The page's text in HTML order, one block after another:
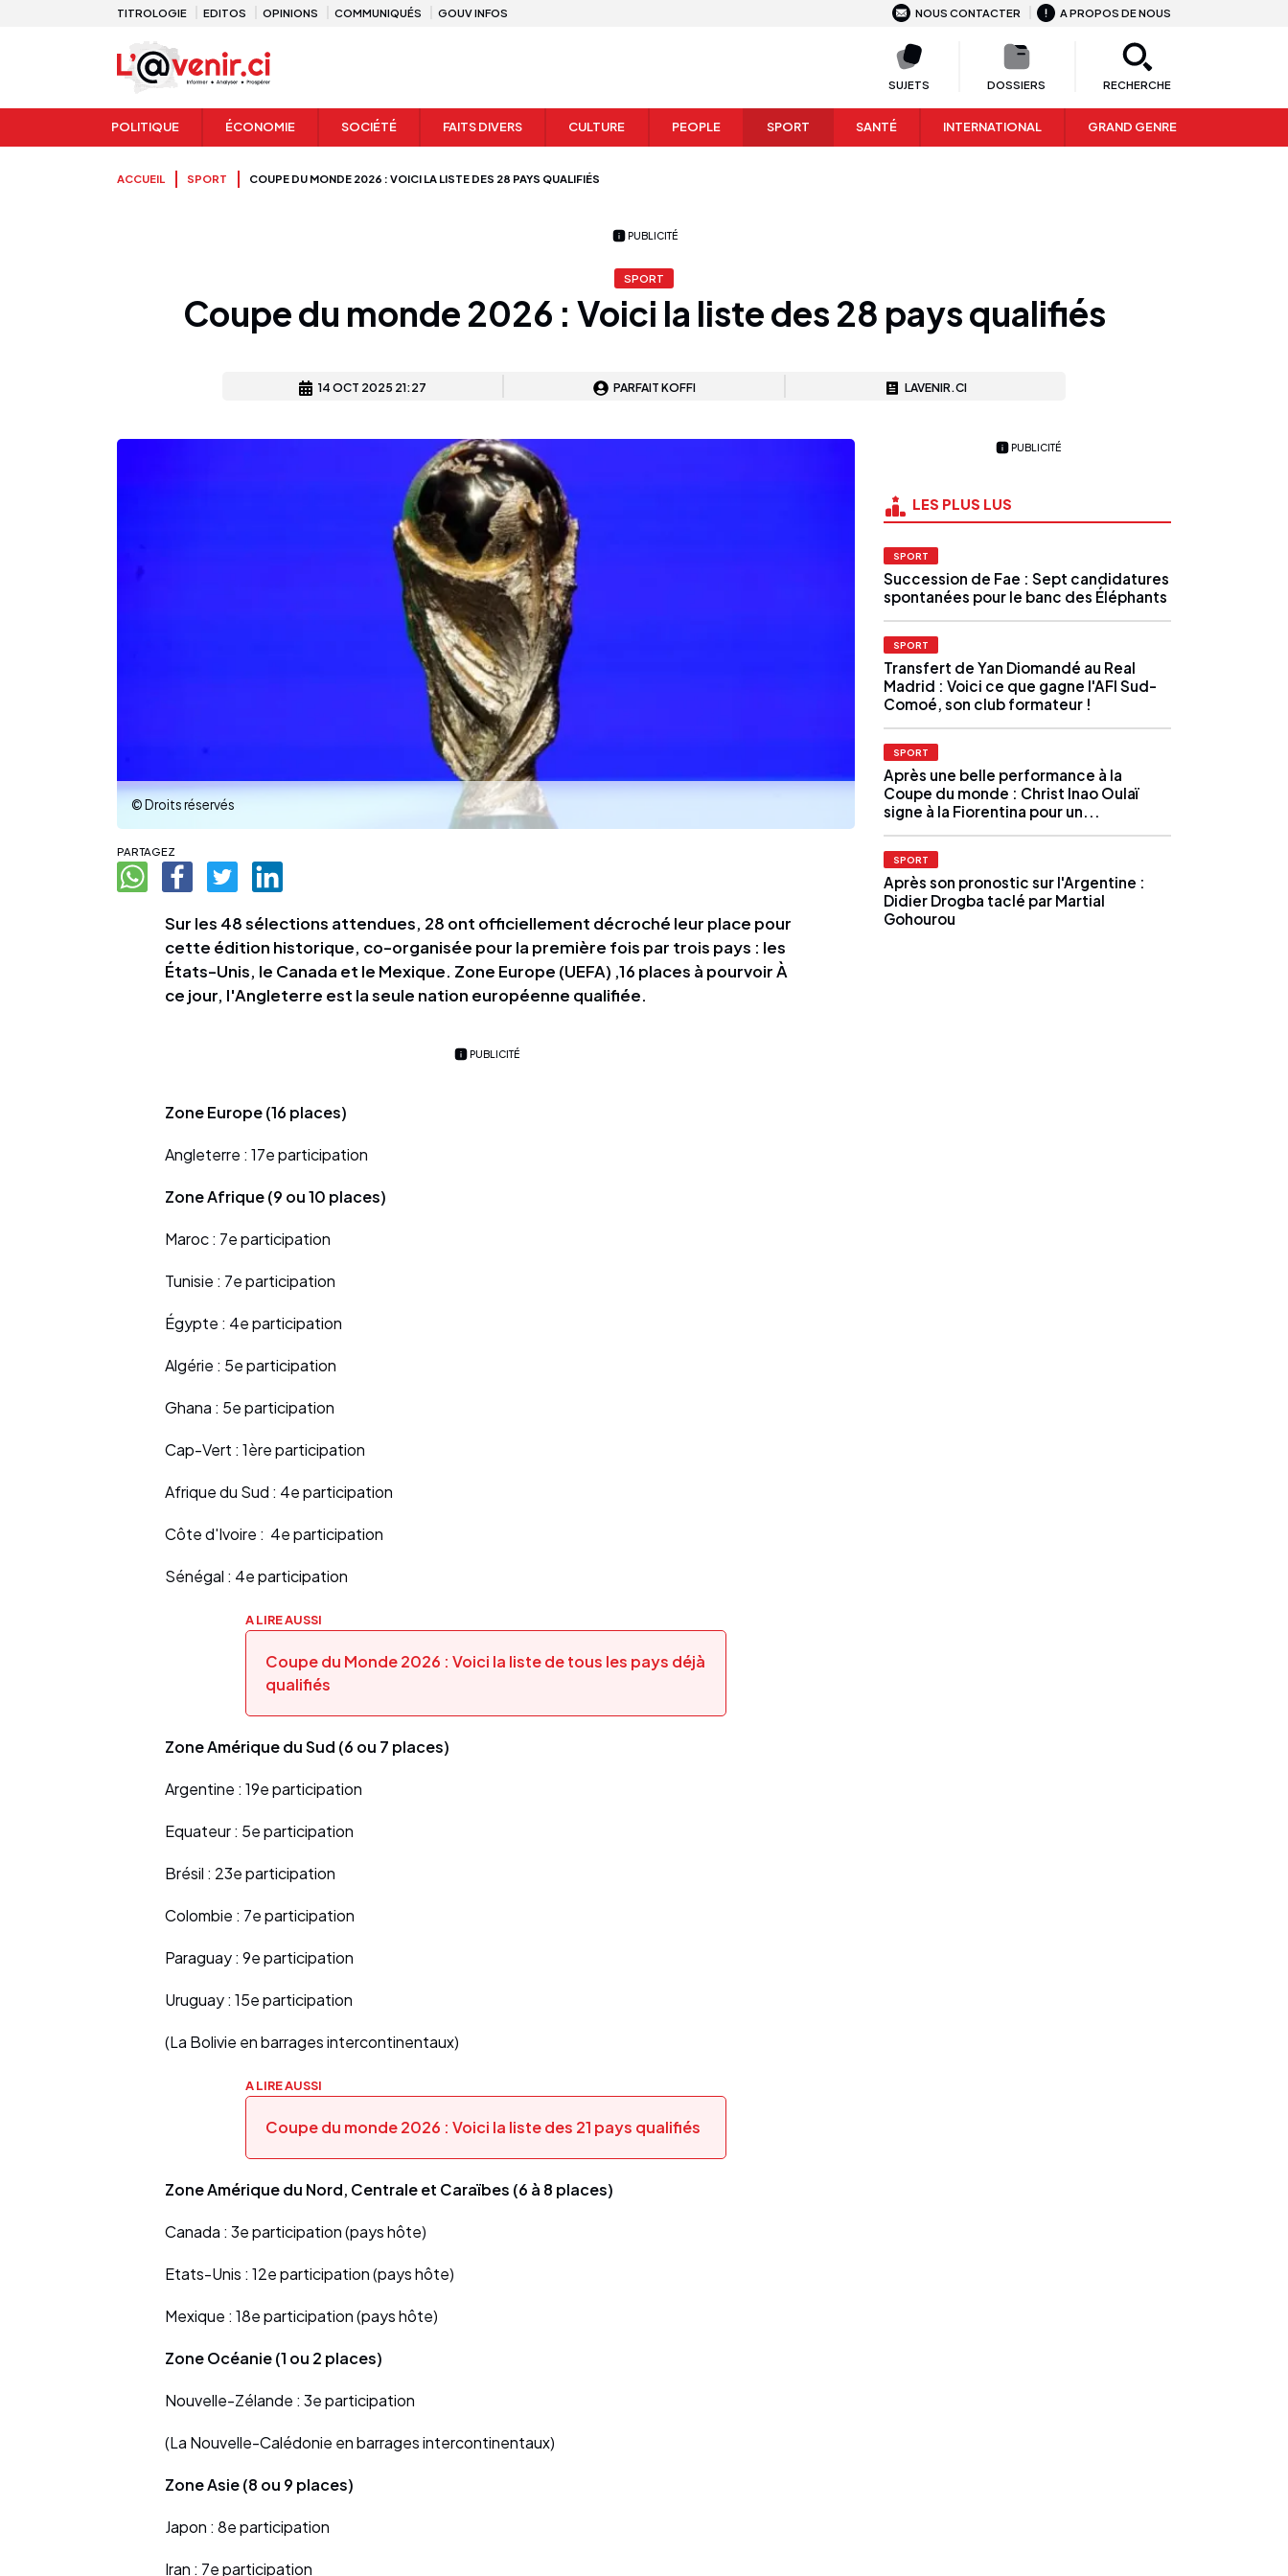
TITROLOGIE EDITOS OPINIONS COMMUNIQUÉS GOUV INFOS NOUS CONTACTER A PROPOS DE NOUS
SUJETS DOSSIERS RECHERCHE
POLITIQUE ÉCONOMIE SOCIÉTÉ FAITS DIVERS CULTURE PEOPLE SPORT SANTÉ INTERNATIONAL GRAND GENRE
ACCUEIL SPORT COUPE DU MONDE 2026 : VOICI LA LISTE DES 28 PAYS QUALIFIÉS
PUBLICITÉ
SPORT
Coupe du monde 2026 : Voici la liste des 28 pays qualifiés
14 OCT 2025 21:27 PARFAIT KOFFI LAVENIR.CI
© Droits réservés
PARTAGEZ
Sur les 48 sélections attendues, 28 ont officiellement décroché leur place pour
cette édition historique, co-organisée pour la première fois par trois pays : les
États-Unis, le Canada et le Mexique. Zone Europe (UEFA) ,16 places à pourvoir À
ce jour, l'Angleterre est la seule nation européenne qualifiée.
PUBLICITÉ
Zone Europe (16 places)
Angleterre : 17e participation
Zone Afrique (9 ou 10 places)
Maroc : 7e participation
Tunisie : 7e participation
Égypte : 4e participation
Algérie : 5e participation
Ghana : 5e participation
Cap-Vert : 1ère participation
Afrique du Sud : 4e participation
Côte d'Ivoire : 4e participation
Sénégal : 4e participation
A LIRE AUSSI
Coupe du Monde 2026 : Voici la liste de tous les pays déjà
qualifiés
Zone Amérique du Sud (6 ou 7 places)
Argentine : 19e participation
Equateur : 5e participation
Brésil : 23e participation
Colombie : 7e participation
Paraguay : 9e participation
Uruguay : 15e participation
(La Bolivie en barrages intercontinentaux)
A LIRE AUSSI
Coupe du monde 2026 : Voici la liste des 21 pays qualifiés
Zone Amérique du Nord, Centrale et Caraïbes (6 à 8 places)
Canada : 3e participation (pays hôte)
Etats-Unis : 12e participation (pays hôte)
Mexique : 18e participation (pays hôte)
Zone Océanie (1 ou 2 places)
Nouvelle-Zélande : 3e participation
(La Nouvelle-Calédonie en barrages intercontinentaux)
Zone Asie (8 ou 9 places)
Japon : 8e participation
Iran : 7e participation
PUBLICITÉ
LES PLUS LUS
SPORT
Succession de Fae : Sept candidatures
spontanées pour le banc des Éléphants
SPORT
Transfert de Yan Diomandé au Real
Madrid : Voici ce que gagne l'AFI Sud-
Comoé, son club formateur !
SPORT
Après une belle performance à la
Coupe du monde : Christ Inao Oulaï
signe à la Fiorentina pour un...
SPORT
Après son pronostic sur l'Argentine :
Didier Drogba taclé par Martial
Gohourou